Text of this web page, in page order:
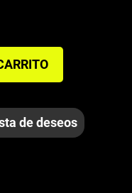
de deseos